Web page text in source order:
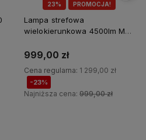
23% PROMOCJA!
Lampa strefowa
wielokierunkowa 4500lm M18
999,00 zł
Cena regularna: 1 299,00 zł
-23%
Najniższa cena: 999,00 zł